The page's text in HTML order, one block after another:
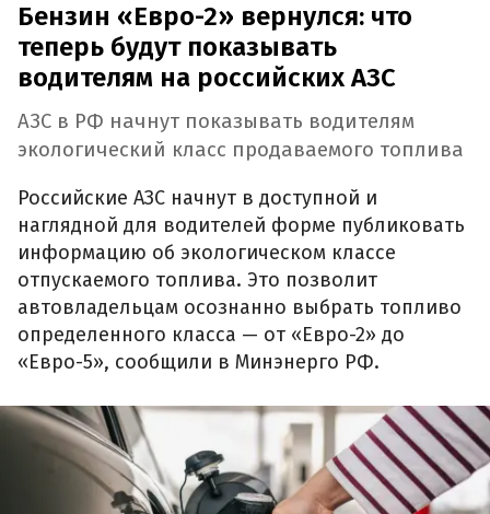
Бензин «Евро-2» вернулся: что
теперь будут показывать
водителям на российских АЗС
АЗС в РФ начнут показывать водителям
экологический класс продаваемого топлива
Российские АЗС начнут в доступной и
наглядной для водителей форме публиковать
информацию об экологическом классе
отпускаемого топлива. Это позволит
автовладельцам осознанно выбрать топливо
определенного класса — от «Евро-2» до
«Евро-5», сообщили в Минэнерго РФ.